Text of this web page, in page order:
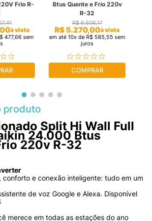
Frio R-
,41
à vista
477,66 sem
Btus Quente e Frio 220v
R-32
R$ 6.506,17
R$ 5.270,00à vista
em até 10x de R$ 585,55 sem
juros
COMPRAR
produto
Split Hi Wall Full
24.000 Btus
220v R-32
conforto e conexão inteligente: tudo em um
de voz Google e Alexa. Disponível
merece em todas as estações do ano